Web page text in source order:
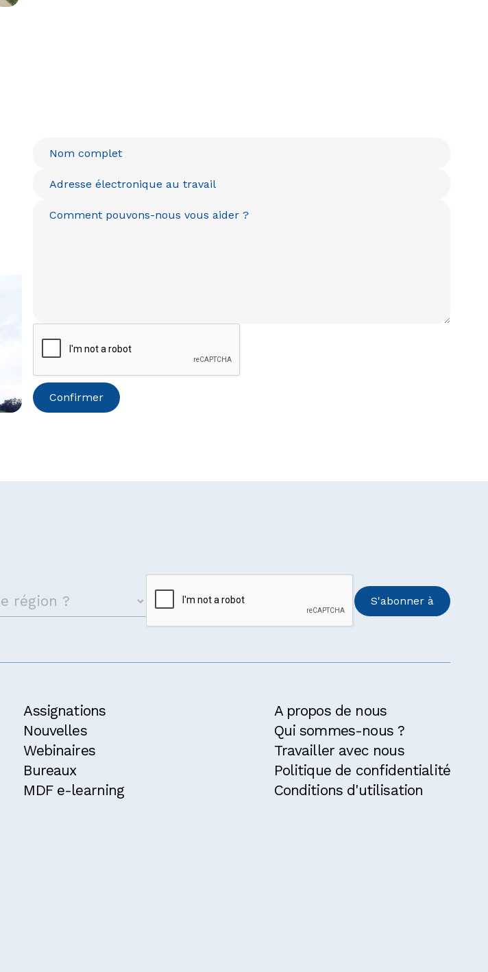
Assignations
Nouvelles
Webinaires
Bureaux
MDF e-learning
A propos de nous
Qui sommes-nous ?
Travailler avec nous
Politique de confidentialité
Conditions d'utilisation